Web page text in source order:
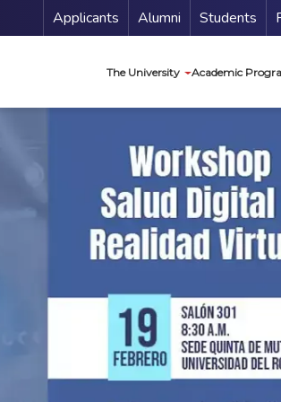
Menu
Applicants Alumni Students
The University Academic